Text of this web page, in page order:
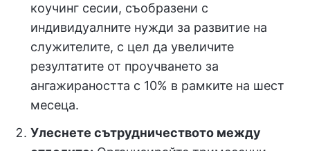
коучинг сесии, съобразени с
индивидуалните нужди за развитие на
служителите, с цел да увеличите
резултатите от проучването за
ангажираността с 10% в рамките на шест
месеца.
Улеснете сътрудничеството между